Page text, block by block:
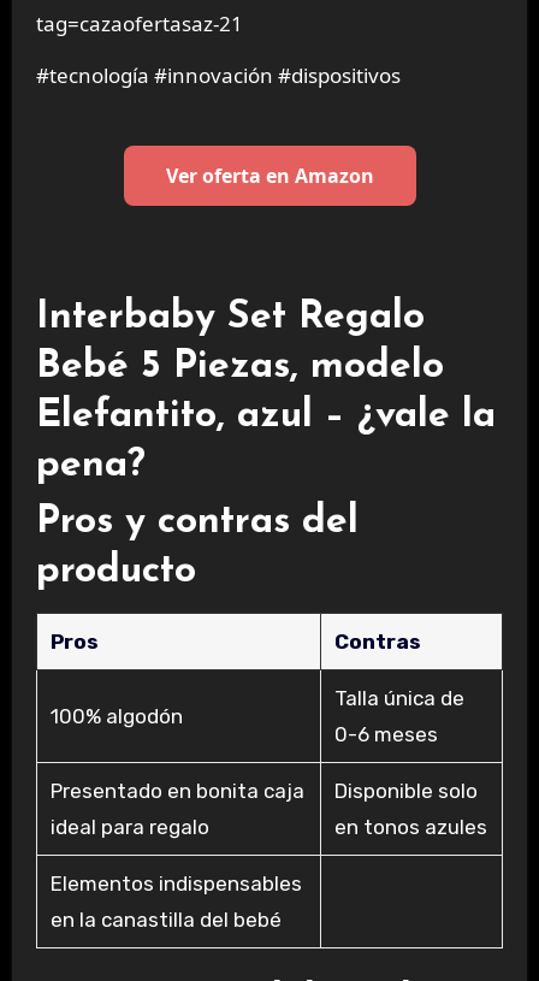
tag=cazaofertasaz-21
#tecnología #innovación #dispositivos
Ver oferta en Amazon
Interbaby Set Regalo
Bebé 5 Piezas, modelo
Elefantito, azul – ¿vale la
pena?
Pros y contras del
producto
Pros Contras
100% algodón
Talla única de
0-6 meses
Presentado en bonita caja
ideal para regalo
Disponible solo
en tonos azules
Elementos indispensables
en la canastilla del bebé